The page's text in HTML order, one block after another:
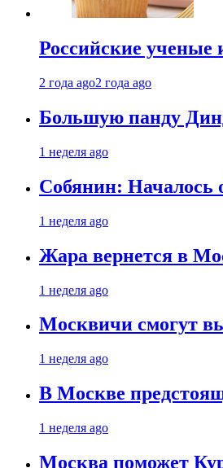
Российские ученые
2 года ago2 года ago
Большую панду
1 неделя ago
Собянин: Началось
1 неделя ago
Жара вернется в
1 неделя ago
Москвичи смогут
1 неделя ago
В Москве
1 неделя ago
Москва поможет